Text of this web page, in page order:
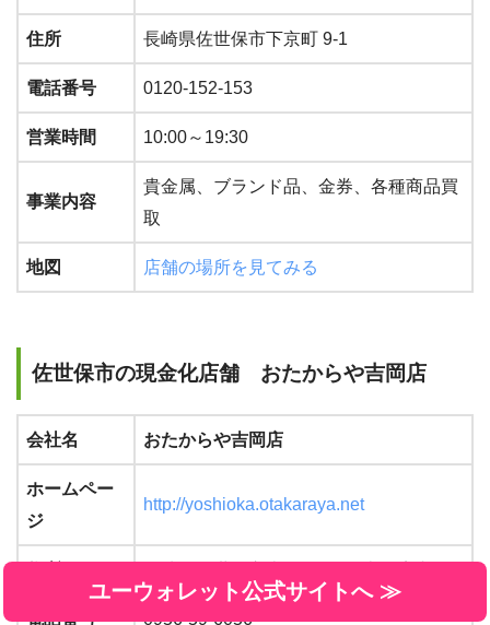
住所 長崎県佐世保市下京町 9-1
電話番号 0120-152-153
営業時間 10:00～19:30
事業内容
貴金属、ブランド品、金券、各種商品買
取
地図 店舗の場所を見てみる
佐世保市の現金化店舗 おたからや吉岡店
会社名 おたからや吉岡店
ホームペー
ジ
http://yoshioka.otakaraya.net
電話番号 0956-59-6056
ユーウォレット公式サイトへ ≫